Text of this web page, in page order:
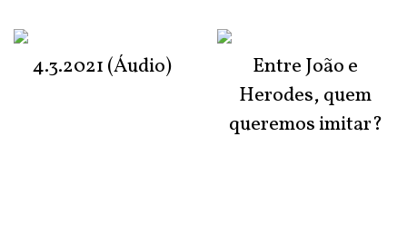
4.3.2021 (Áudio)
Entre João e
Herodes, quem
queremos imitar?